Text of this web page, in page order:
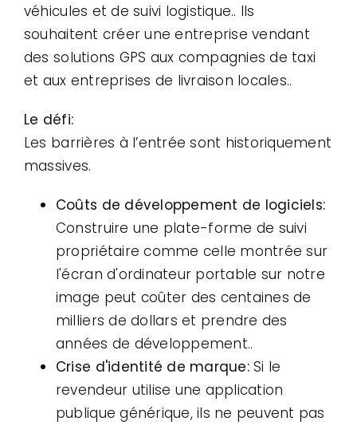
véhicules et de suivi logistique.. Ils
souhaitent créer une entreprise vendant
des solutions GPS aux compagnies de taxi
et aux entreprises de livraison locales..
Le défi:
Les barrières à l’entrée sont historiquement
massives.
Coûts de développement de logiciels:
Construire une plate-forme de suivi
propriétaire comme celle montrée sur
l'écran d'ordinateur portable sur notre
image peut coûter des centaines de
milliers de dollars et prendre des
années de développement..
Crise d'identité de marque:Si le
revendeur utilise une application
publique générique, ils ne peuvent pas